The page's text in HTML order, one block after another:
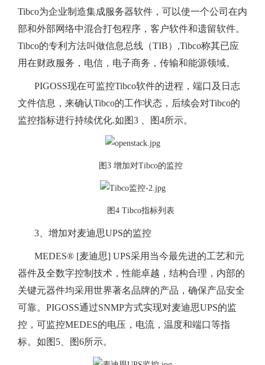
Tibco为企业制造集成服务器软件，可以使一个公司在内
部和外部网络中混合打包程序，客户软件和遗留软件。
Tibco的专利方法叫做信息总线（TIB）,Tibco称其已应
用在财政服务，电信，电子商务，传输和能源领域。
PIGOSS现在可监控Tibco软件的进程，端口及日志
文件信息，来确认Tibco的工作状态，后续会对Tibco的
监控指标进行持续优化.如图3 、图4所示。
图3 增加对Tibco的监控
图4 Tibco指标列表
3、增加对麦迪思UPS的监控
MEDES® [麦迪思] UPS采用当今最先进的工艺和元
器件及全数字控制技术，性能卓越，结构合理，内部的
关键元器件均采用世界著名品牌的产品，确保产品安全
可靠。PIGOSS通过SNMP方式实现对麦迪思UPS的监
控，可监控MEDES的电压，电流，温度和端口等指
标。如图5、图6所示。